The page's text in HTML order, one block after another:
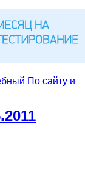
По сайту и